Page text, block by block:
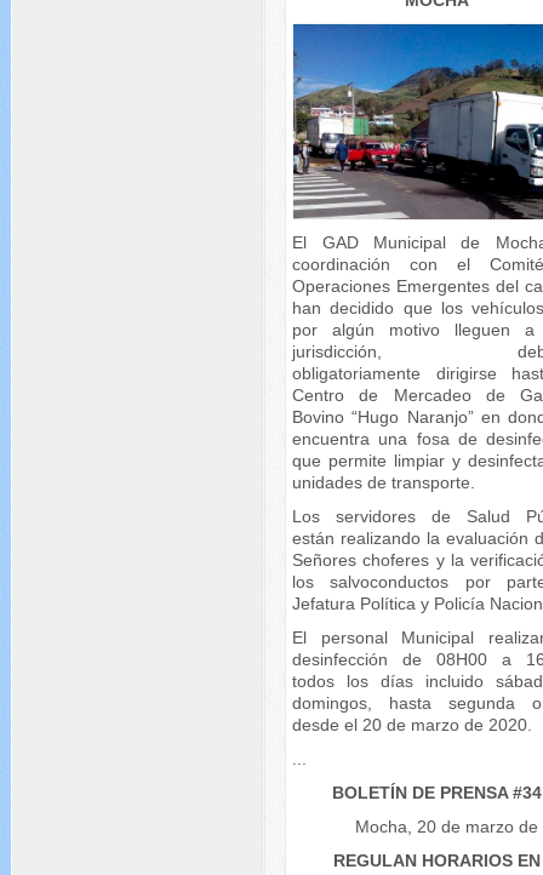
El GAD Municipal de
coordinación con el
Operaciones Emergentes del
han decidido que los
por algún motivo lleguen a
jurisdicción,
obligatoriamente dirigirse
Centro de Mercadeo de
Bovino “Hugo Naranjo” en
encuentra una fosa de
que permite limpiar y
unidades de transporte.
Los servidores de Salud
están realizando la evaluación
Señores choferes y la
los salvoconductos por
Jefatura Política y Policía
El personal Municipal
desinfección de 08H00 a
todos los días incluido
domingos, hasta segunda
desde el 20 de marzo de 2020.
BOLETÍN DE PRENSA #34
Mocha, 20 de marzo de
REGULAN HORARIOS EN